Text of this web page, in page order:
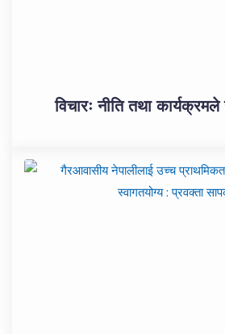
विचारः नीति तथा